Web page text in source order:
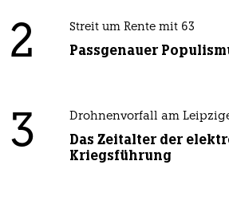
2 Streit um Rente mit 63
Passgenauer
3 Drohnenvorfall am
Das Zeitalter der
Kriegsführung